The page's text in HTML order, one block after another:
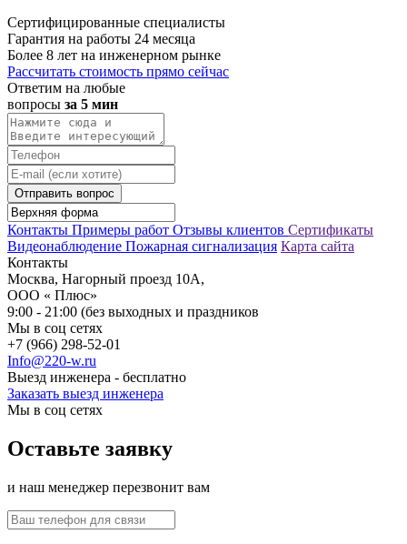
Сертифицированные специалисты
Гарантия на работы 24 месяца
Более 8 лет на инженерном рынке
Рассчитать стоимость прямо сейчас
Ответим на любые
вопросы за 5 мин
Отправить вопрос
Контакты Примеры работ Отзывы клиентов Сертификаты
Видеонаблюдение Пожарная сигнализация Карта сайта
Контакты
Москва, Нагорный проезд 10А,
ООО « Плюс»
9:00 - 21:00 (без выходных и праздников
Мы в соц сетях
+7 (966) 298-52-01
Info@220-w.ru
Выезд инженера - бесплатно
Заказать выезд инженера
Мы в соц сетях
Оставьте заявку
и наш менеджер перезвонит вам